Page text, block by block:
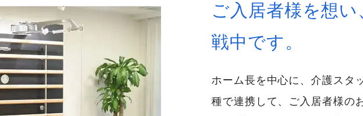
ご入居者様を想
戦中です。
ホーム長を中心に、介護スタ
種で連携して、ご入居者様の